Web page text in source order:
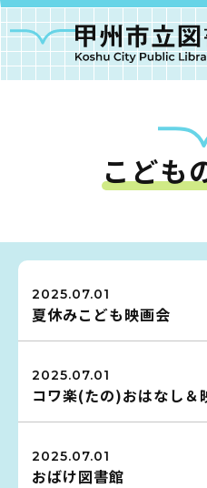
こども
2025.07.01
夏休みこども映画会
2025.07.01
コワ楽(たの)おはなし＆
2025.07.01
おばけ図書館
甲州市図
甘草屋敷子ども図書
読書ア
お